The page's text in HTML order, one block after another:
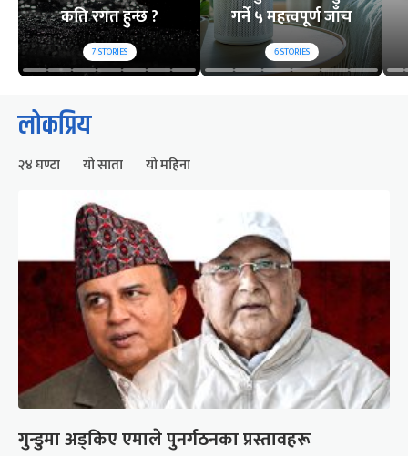
कति रगत हुन्छ ?
7STORIES
गर्ने ५ महत्त्वपूर्ण जाँच
6STORIES
लोकप्रिय
२४ घण्टा यो साता यो महिना
गुन्डुमा अड्किए एमाले पुनर्गठनका प्रस्तावहरू